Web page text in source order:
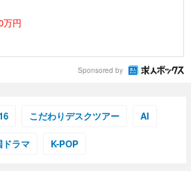
万円
Sponsored by
こだわりデスクツアー AI
ドラマ K-POP